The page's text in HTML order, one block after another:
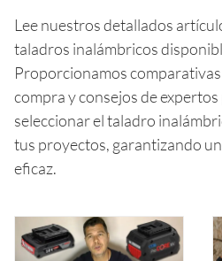
Lee nuestros detallados
taladros inalámbricos
Proporcionamos
compra y consejos de
seleccionar el taladro
tus proyectos, garantizando
eficaz.